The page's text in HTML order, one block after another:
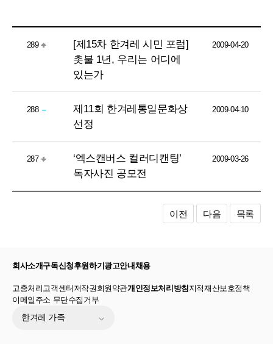
289
[제15차 한겨레 시민 포럼]
촛불 1년, 우리는 어디에
있는가
2009-04-20
288
제11회 한겨레통일문화상
선정
2009-04-10
287
‘엑스캔버스 컬러디캔팅’
독자사진 공모전
2009-03-26
이전 다음 목록
회사소개구독신청후원하기 광고안내채용
고충처리 고객센터 저작권 회원약관개인정보처리방침 지적재산보호정책
이메일주소 무단수집거부
한겨레 가족